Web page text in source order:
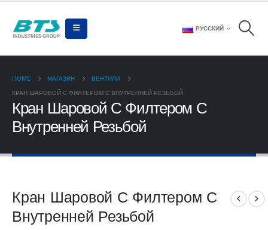
РУССКИЙ
HOME МАГАЗИН
ВЕНТИЛИ
КРАН ШАРОВОЙ С ФИЛТЕРОМ С ВНУТРЕННЕЙ РЕЗЬБОЙ
Кран Шаровой С Филтером С
Внутренней Резьбой
Кран Шаровой С Филтером С
Внутренней Резьбой